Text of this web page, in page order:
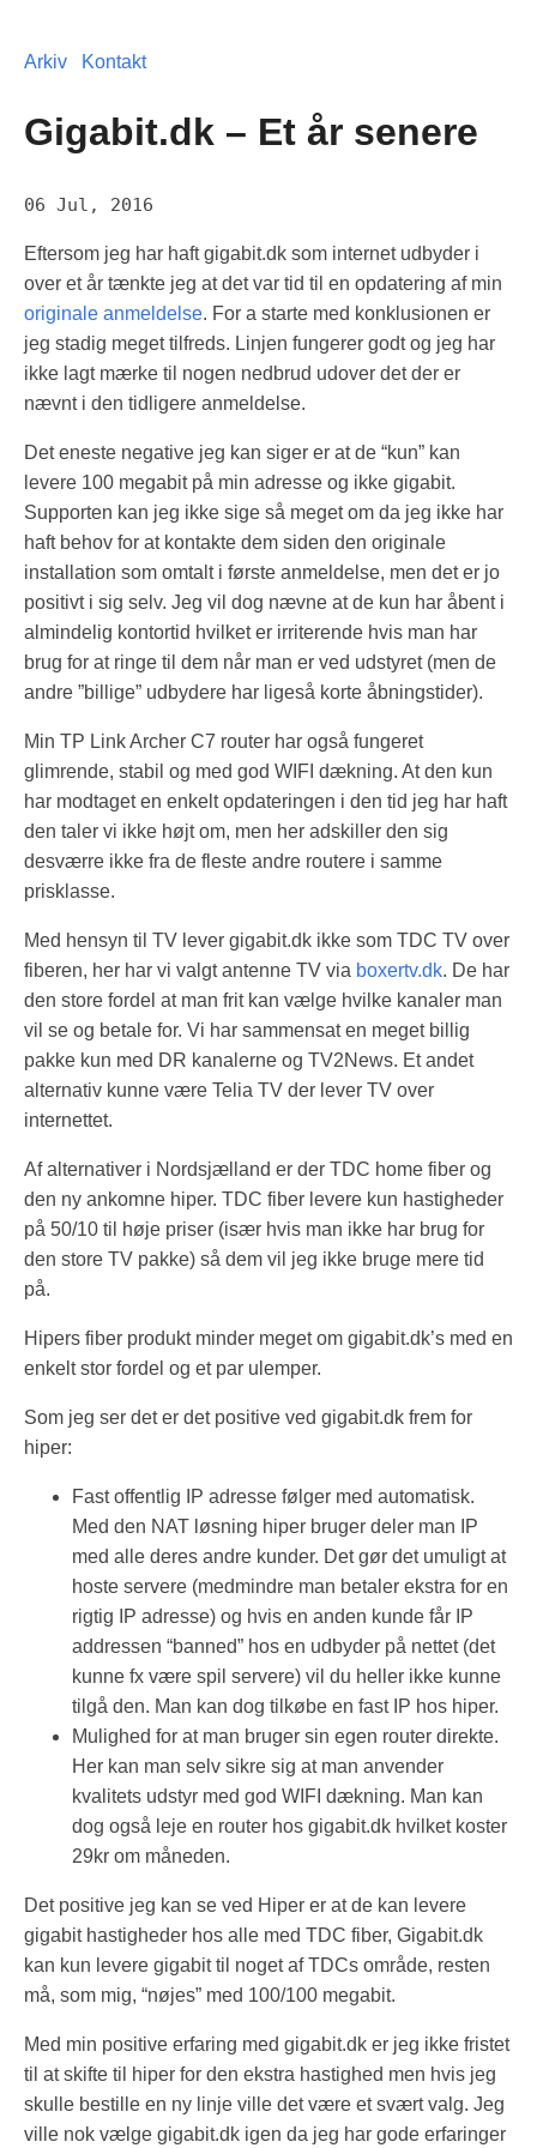
Arkiv Kontakt
Gigabit.dk – Et år senere
06 Jul, 2016
Eftersom jeg har haft gigabit.dk som internet udbyder i
over et år tænkte jeg at det var tid til en opdatering af min
originale anmeldelse. For a starte med konklusionen er
jeg stadig meget tilfreds. Linjen fungerer godt og jeg har
ikke lagt mærke til nogen nedbrud udover det der er
nævnt i den tidligere anmeldelse.
Det eneste negative jeg kan siger er at de “kun” kan
levere 100 megabit på min adresse og ikke gigabit.
Supporten kan jeg ikke sige så meget om da jeg ikke har
haft behov for at kontakte dem siden den originale
installation som omtalt i første anmeldelse, men det er jo
positivt i sig selv. Jeg vil dog nævne at de kun har åbent i
almindelig kontortid hvilket er irriterende hvis man har
brug for at ringe til dem når man er ved udstyret (men de
andre ”billige” udbydere har ligeså korte åbningstider).
Min TP Link Archer C7 router har også fungeret
glimrende, stabil og med god WIFI dækning. At den kun
har modtaget en enkelt opdateringen i den tid jeg har haft
den taler vi ikke højt om, men her adskiller den sig
desværre ikke fra de fleste andre routere i samme
prisklasse.
Med hensyn til TV lever gigabit.dk ikke som TDC TV over
fiberen, her har vi valgt antenne TV via boxertv.dk. De har
den store fordel at man frit kan vælge hvilke kanaler man
vil se og betale for. Vi har sammensat en meget billig
pakke kun med DR kanalerne og TV2News. Et andet
alternativ kunne være Telia TV der lever TV over
internettet.
Af alternativer i Nordsjælland er der TDC home fiber og
den ny ankomne hiper. TDC fiber levere kun hastigheder
på 50/10 til høje priser (især hvis man ikke har brug for
den store TV pakke) så dem vil jeg ikke bruge mere tid
på.
Hipers fiber produkt minder meget om gigabit.dk’s med en
enkelt stor fordel og et par ulemper.
Som jeg ser det er det positive ved gigabit.dk frem for
hiper:
Fast offentlig IP adresse følger med automatisk.
Med den NAT løsning hiper bruger deler man IP
med alle deres andre kunder. Det gør det umuligt at
hoste servere (medmindre man betaler ekstra for en
rigtig IP adresse) og hvis en anden kunde får IP
addressen “banned” hos en udbyder på nettet (det
kunne fx være spil servere) vil du heller ikke kunne
tilgå den. Man kan dog tilkøbe en fast IP hos hiper.
Mulighed for at man bruger sin egen router direkte.
Her kan man selv sikre sig at man anvender
kvalitets udstyr med god WIFI dækning. Man kan
dog også leje en router hos gigabit.dk hvilket koster
29kr om måneden.
Det positive jeg kan se ved Hiper er at de kan levere
gigabit hastigheder hos alle med TDC fiber, Gigabit.dk
kan kun levere gigabit til noget af TDCs område, resten
må, som mig, “nøjes” med 100/100 megabit.
Med min positive erfaring med gigabit.dk er jeg ikke fristet
til at skifte til hiper for den ekstra hastighed men hvis jeg
skulle bestille en ny linje ville det være et svært valg. Jeg
ville nok vælge gigabit.dk igen da jeg har gode erfaringer